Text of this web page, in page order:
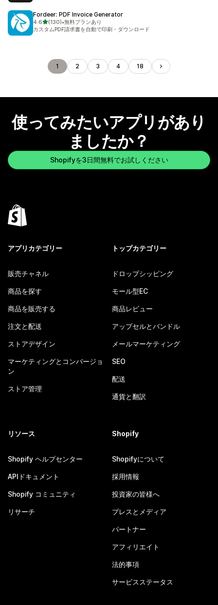
Fordeer: PDF Invoice Generator
4.65つ星中
(130)
合計レビュー数：130件
•無料プランあり
カスタムPDF請求書を自動で印刷・ダウンロード
1 2 3 4 18
使ってみたいアプリがあり
ましたか？
Shopifyを3日間無料でお試しください
アプリカテゴリー
販売チャネル
商品を探す
商品を販売する
注文と配送
ストアデザイン
マーケティングとコンバージョ
ン
ストア管理
トップカテゴリー
ドロップシッピング
モール型EC
商品レビュー
アップセルとバンドル
メールマーケティング
SEO
配送
通貨と翻訳
リソース
Shopify ヘルプセンター
APIドキュメント
Shopify コミュニティ
リサーチ
Shopify
Shopifyについて
採用情報
投資家の皆様へ
プレスとメディア
パートナー
アフィリエイト
法的事項
サービスステータス